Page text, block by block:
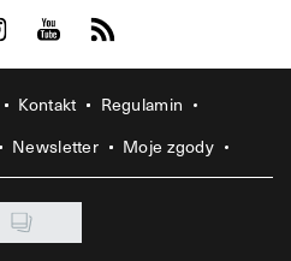
us on Instagram
Visit us on Youtube
Visit us on Rss
Kontakt
Regulamin
Newsletter Moje zgody